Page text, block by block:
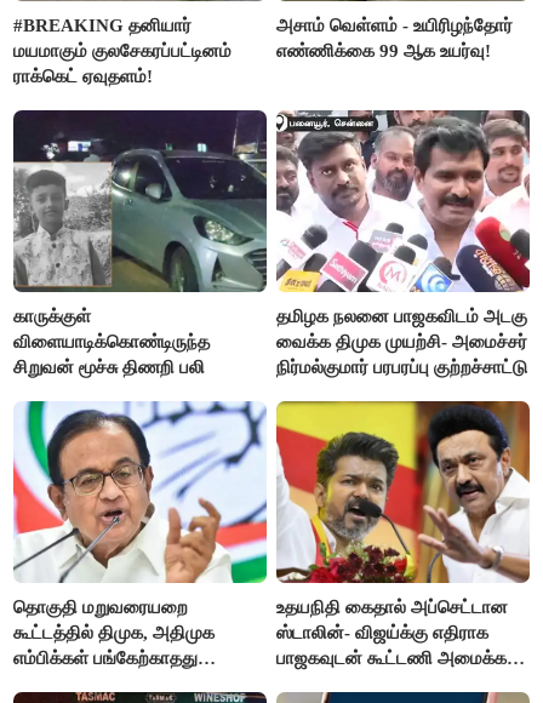
#BREAKING தனியார்
மயமாகும் குலசேகரப்பட்டினம்
ராக்கெட் ஏவுதளம்!
அசாம் வெள்ளம் - உயிரிழந்தோர்
எண்ணிக்கை 99 ஆக உயர்வு!
காருக்குள்
விளையாடிக்கொண்டிருந்த
சிறுவன் மூச்சு திணறி பலி
தமிழக நலனை பாஜகவிடம் அடகு
வைக்க திமுக முயற்சி- அமைச்சர்
நிர்மல்குமார் பரபரப்பு குற்றச்சாட்டு
தொகுதி மறுவரையறை
கூட்டத்தில் திமுக, அதிமுக
எம்பிக்கள் பங்கேற்காதது
உதயநிதி கைதால் அப்செட்டான
ஸ்டாலின்- விஜய்க்கு எதிராக
பாஜகவுடன் கூட்டணி அமைக்க